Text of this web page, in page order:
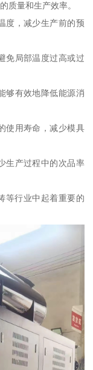
质量和生产效率。
度，减少生产前的预
免局部温度过高或过
够有效地降低能源消
使用寿命，减少模具
生产过程中的次品率
等行业中起着重要的